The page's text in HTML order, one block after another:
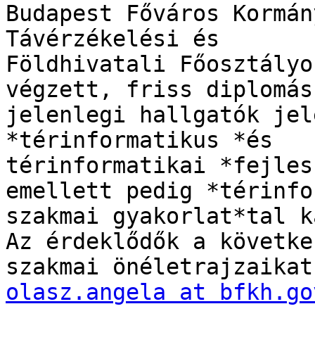
Budapest Főváros
Távérzékelési és
Földhivatali
végzett, friss
jelenlegi hallgatók
*térinformatikus *és
térinformatikai
emellett pedig
szakmai gyakorlat*tal
Az érdeklődők a
olasz.angela at